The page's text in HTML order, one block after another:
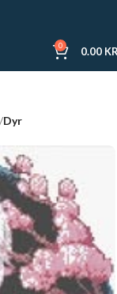
0 0.00
Dyr